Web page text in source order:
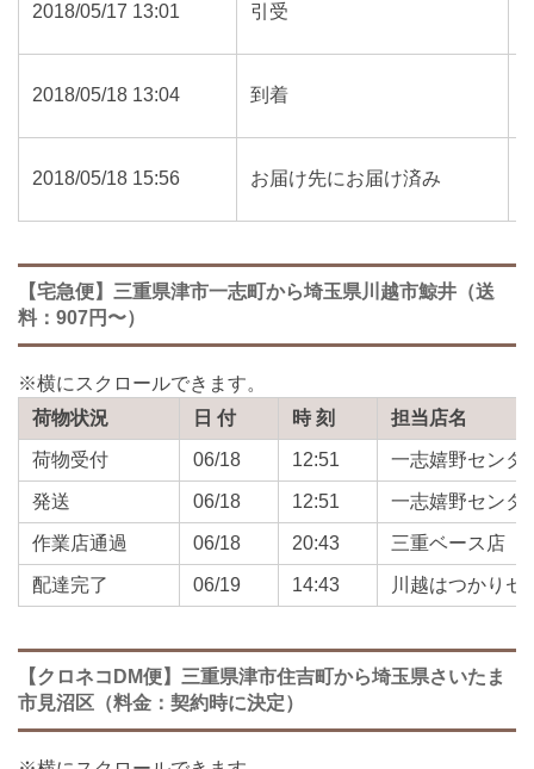
2018/05/17 13:01 引受
2018/05/18 13:04 到着
2018/05/18 15:56 お届け先にお届け済み
【宅急便】三重県津市一志町から埼玉県川越市鯨井（送
料：907円〜）
荷物状況 日 付 時 刻 担当店名
荷物受付 06/18 12:51 一志嬉野センタ
発送 06/18 12:51 一志嬉野センタ
作業店通過 06/18 20:43 三重ベース店
配達完了 06/19 14:43 川越はつかりセ
【クロネコDM便】三重県津市住吉町から埼玉県さいたま
市見沼区（料金：契約時に決定）